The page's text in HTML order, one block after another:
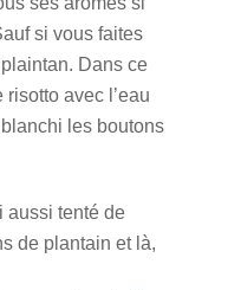
si vous faites
Dans ce
avec l’eau
les boutons
aussi tenté de
de plantain et là,